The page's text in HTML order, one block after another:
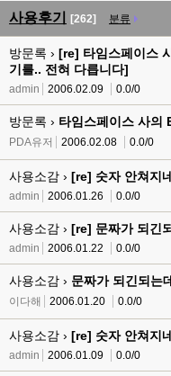
사용후기 [262] 분류
방문록 › [re] 타임스페이스
기를.. 전혀 다릅니다]
admin 2006.02.09 0.0/0
방문록 › 타임스페이스 사의
PDA유저 2006.02.08 0.0/0
사용소감 › [re] 숫자 안쳐지
admin 2006.01.26 0.0/0
사용소감 › [re] 문짜가 되긴
admin 2006.01.22 0.0/0
사용소감 › 문짜가 되긴되는
이다해 2006.01.20 0.0/0
사용소감 › [re] 숫자 안쳐지
admin 2006.01.09 0.0/0